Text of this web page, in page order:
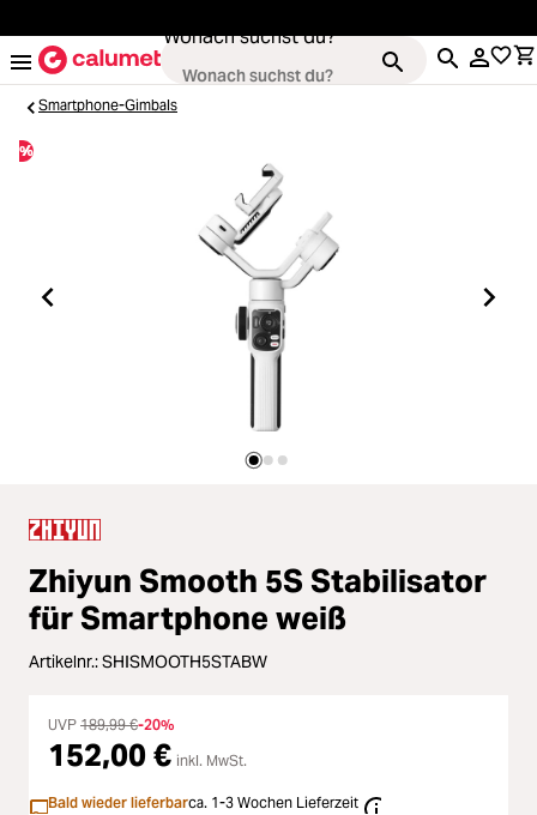
Wonach suchst du?
Loading...Video & Drohnen
Loading...Zubehör
Loading...Licht & Studio
Loading...Bildbearbeitung
Loading...
Ferngläser
Smartphone-Gimbals
%
Zhiyun Smooth 5S Stabilisator
für Smartphone weiß
Artikelnr.:SHISMOOTH5STABW
UVP 189,99 €-20%
152,00 € inkl. MwSt.
Bald wieder lieferbarca. 1-3 Wochen Lieferzeit